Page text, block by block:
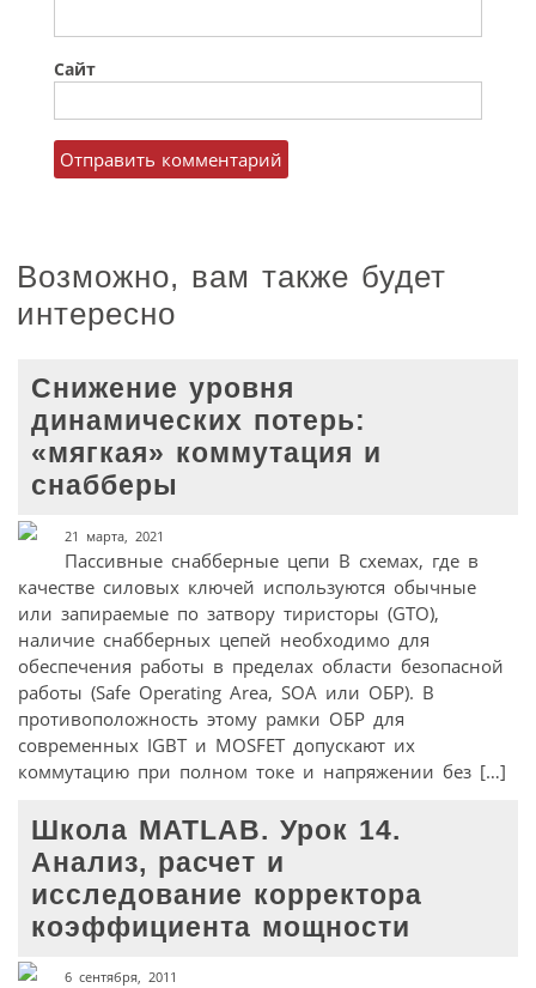
Сайт
Возможно, вам также будет
интересно
Снижение уровня
динамических потерь:
«мягкая» коммутация и
снабберы
21 марта, 2021
Пассивные снабберные цепи В схемах, где в
качестве силовых ключей используются обычные
или запираемые по затвору тиристоры (GTO),
наличие снабберных цепей необходимо для
обеспечения работы в пределах области безопасной
работы (Safe Operating Area, SOA или ОБР). В
противоположность этому рамки ОБР для
современных IGBT и MOSFET допускают их
коммутацию при полном токе и напряжении без […]
Школа MATLAB. Урок 14.
Анализ, расчет и
исследование корректора
коэффициента мощности
6 сентября, 2011